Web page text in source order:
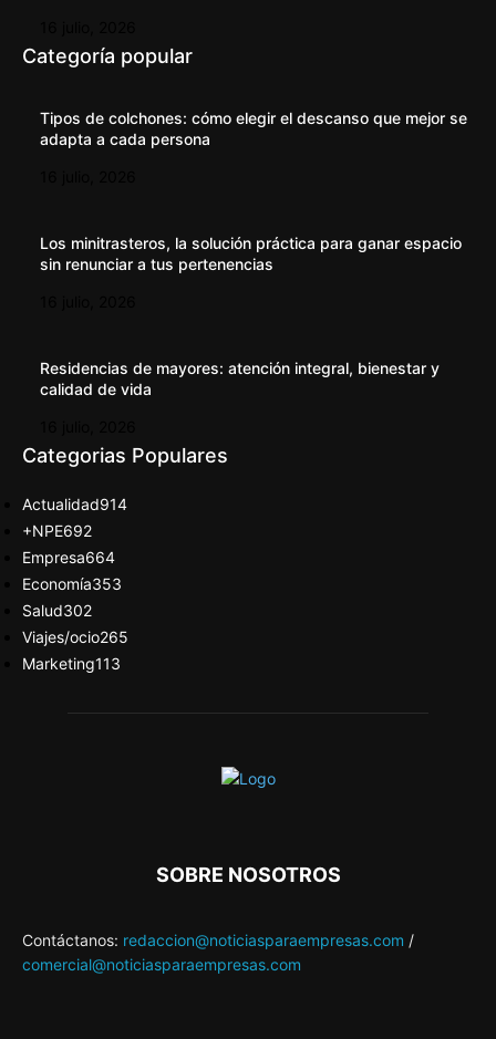
Categoría popular
Tipos de colchones: cómo elegir el descanso que mejor se
adapta a cada persona
Los minitrasteros, la solución práctica para ganar espacio
sin renunciar a tus pertenencias
Residencias de mayores: atención integral, bienestar y
calidad de vida
Categorias Populares
Actualidad914
+NPE692
Empresa664
Economía353
Salud302
Viajes/ocio265
Marketing113
SOBRE NOSOTROS
Contáctanos: redaccion@noticiasparaempresas.com /
comercial@noticiasparaempresas.com